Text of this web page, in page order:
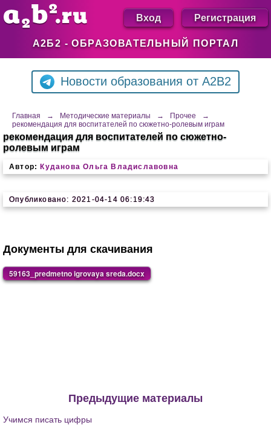
А2Б2 - ОБРАЗОВАТЕЛЬНЫЙ ПОРТАЛ
Вход Регистрация
Новости образования от A2B2
Главная → Методические материалы → Прочее
→
рекомендация для воспитателей по сюжетно-ролевым играм
рекомендация для воспитателей по сюжетно-
ролевым играм
Автор: Куданова Ольга Владиславовна
Опубликовано: 2021-04-14 06:19:43
Документы для скачивания
59163_predmetno igrovaya sreda.docx
Предыдущие материалы
Учимся писать цифры